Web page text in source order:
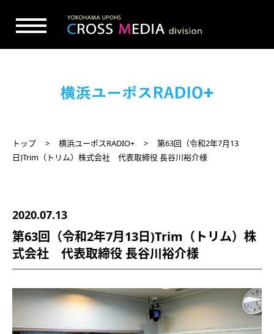
トップ 横浜ユーポスRADIO+
第63回（令和2年7月13
日)Trim（トリム）株式会社 代表取締役 長谷川裕介様
2020.07.13
第63回（令和2年7月13日)Trim（トリム）株
式会社 代表取締役 長谷川裕介様